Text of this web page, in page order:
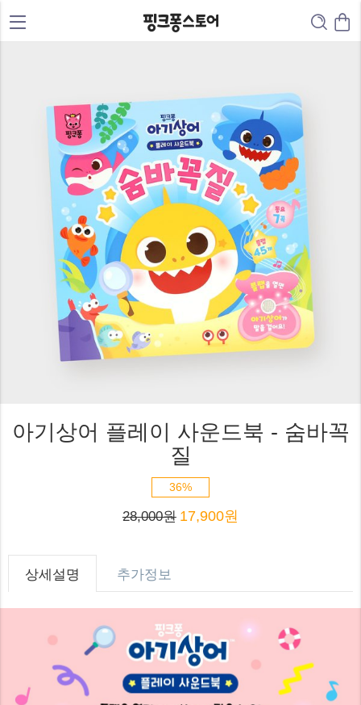
아기상어 플레이 사운드북 - 숨바꼭
질
36%
28,000원 17,900원
상세설명 추가정보